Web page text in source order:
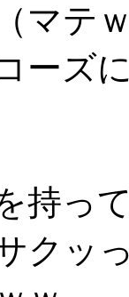
マテ
ーズ
持っ
クッ